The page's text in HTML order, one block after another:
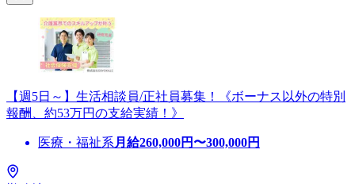
【週5日～】生活相談員/正社員募集！《ボーナス以外の特別
報酬、約53万円の支給実績！》
医療・福祉系 月給260,000円〜300,000円